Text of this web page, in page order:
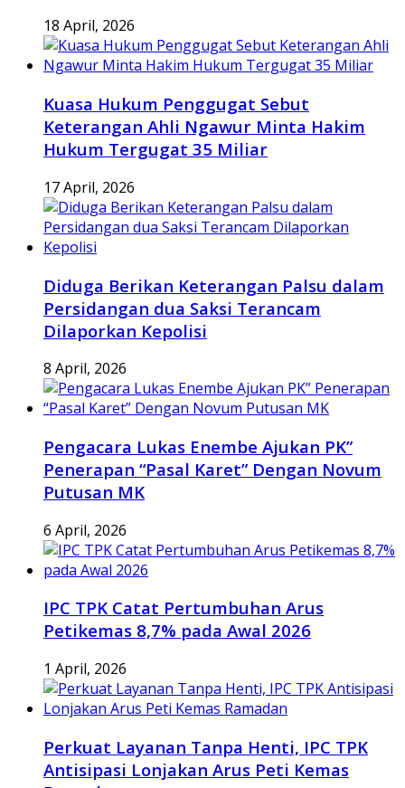
18 April, 2026
Kuasa Hukum Penggugat Sebut
Keterangan Ahli Ngawur Minta Hakim
Hukum Tergugat 35 Miliar
17 April, 2026
Diduga Berikan Keterangan Palsu dalam
Persidangan dua Saksi Terancam
Dilaporkan Kepolisi
8 April, 2026
Pengacara Lukas Enembe Ajukan PK”
Penerapan “Pasal Karet” Dengan Novum
Putusan MK
6 April, 2026
IPC TPK Catat Pertumbuhan Arus
Petikemas 8,7% pada Awal 2026
1 April, 2026
Perkuat Layanan Tanpa Henti, IPC TPK
Antisipasi Lonjakan Arus Peti Kemas